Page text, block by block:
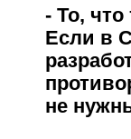
- То,
Если в
не